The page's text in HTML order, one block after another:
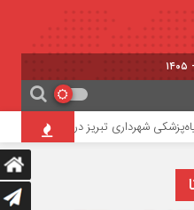
شهرداری تبریز در تفرجگاه ائل‌گولی